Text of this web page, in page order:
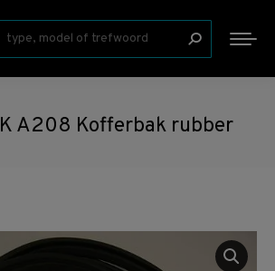
Zoeken:
A208 Kofferbak rubber